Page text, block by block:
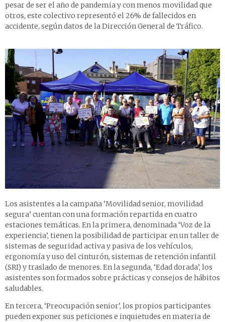
pesar de ser el año de pandemia y con menos movilidad que
otros, este colectivo representó el 26% de fallecidos en
accidente, según datos de la Dirección General de Tráfico.
Los asistentes a la campaña ‘Movilidad senior, movilidad
segura’ cuentan con una formación repartida en cuatro
estaciones temáticas. En la primera, denominada ‘Voz de la
experiencia’, tienen la posibilidad de participar en un taller de
sistemas de seguridad activa y pasiva de los vehículos,
ergonomía y uso del cinturón, sistemas de retención infantil
(SRI) y traslado de menores. En la segunda, ‘Edad dorada’, los
asistentes son formados sobre prácticas y consejos de hábitos
saludables.
En tercera, ‘Preocupación senior’, los propios participantes
pueden exponer sus peticiones e inquietudes en materia de